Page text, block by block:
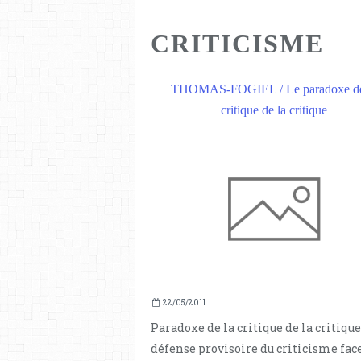
CRITICISME
THOMAS-FOGIEL / Le paradoxe
critique de la critique
22/05/2011
Paradoxe de la critique de la
défense provisoire du criticisme